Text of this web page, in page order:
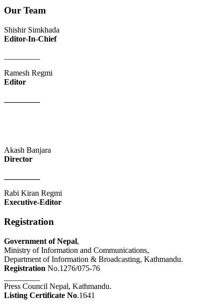
Our Team
Shishir Simkhada
Editor-In-Chief
Ramesh Regmi
Editor
Akash Banjara
Director
Rabi Kiran Regmi
Executive-Editor
Registration
Government of Nepal,
Ministry of Information and Communications,
Department of Information & Broadcasting, Kathmandu.
Registration No.1276/075-76
Press Council Nepal, Kathmandu.
Listing Certificate No.1641